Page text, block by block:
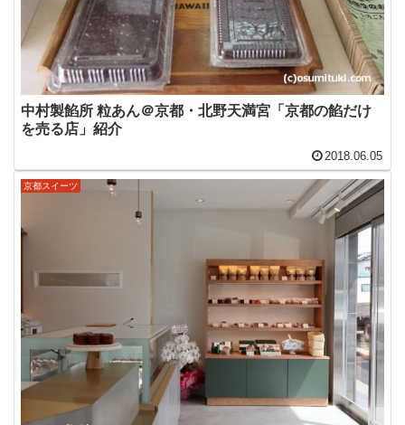
中村製餡所 粒あん＠京都・北野天満宮「京都の餡だけ
を売る店」紹介
2018.06.05
京都スイーツ